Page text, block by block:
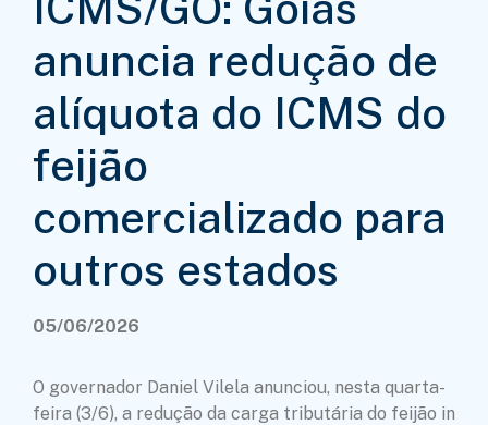
anuncia redução de
alíquota do ICMS do
feijão
comercializado para
outros estados
05/06/2026
O governador Daniel Vilela anunciou, nesta quarta-
feira (3/6), a redução da carga tributária do feijão in